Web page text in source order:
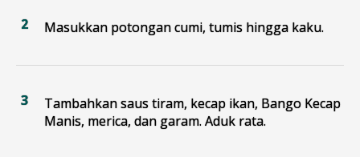
Masukkan potongan cumi, tumis hingga kaku.
Tambahkan saus tiram, kecap ikan, Bango Kecap
Manis, merica, dan garam. Aduk rata.